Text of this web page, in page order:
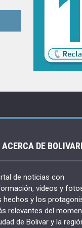
ACERCA DE
de noticias con
videos y
hechos y los
relevantes del
de Bolivar y la